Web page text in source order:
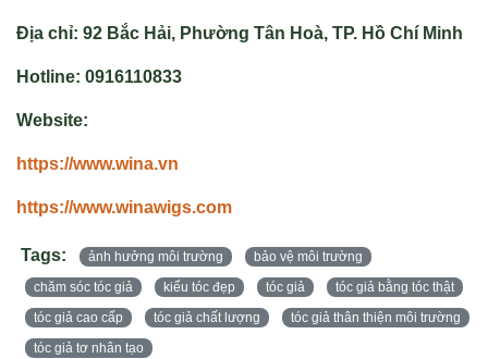
Địa chỉ: 92 Bắc Hải, Phường Tân Hoà, TP. Hồ Chí Minh
Hotline: 0916110833
Website:
https://www.wina.vn
https://www.winawigs.com
Tags: ảnh hưởng môi trường
bảo vệ môi trường
chăm sóc tóc giả
kiểu tóc đẹp tóc giả
tóc giả bằng tóc thật
tóc giả cao cấp
tóc giả chất lượng
tóc giả thân thiện môi trường
tóc giả tơ nhân tạo